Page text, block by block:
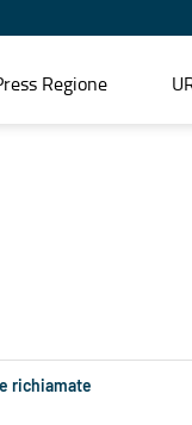
Regione
richiamate